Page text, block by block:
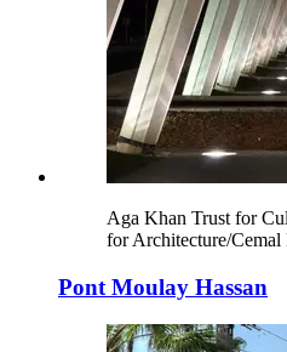
Aga Khan Trust for
for Architecture/Cemal
Pont Moulay Hassan